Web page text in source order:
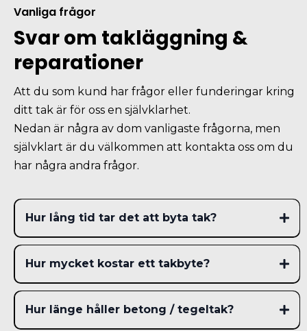
Vanliga frågor
Svar om takläggning &
reparationer
Att du som kund har frågor eller funderingar kring
ditt tak är för oss en självklarhet.
Nedan är några av dom vanligaste frågorna, men
självklart är du välkommen att kontakta oss om du
har några andra frågor.
Hur lång tid tar det att byta tak?
Hur mycket kostar ett takbyte?
Total snittkostnad för en normal villa på ca 100–150 m²
takHur länge håller betong / tegeltak?